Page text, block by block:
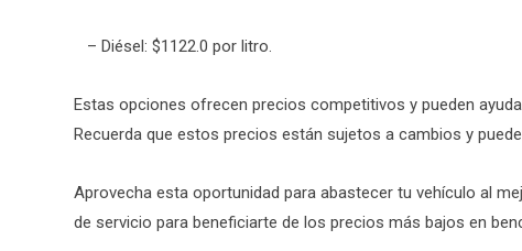
– Diésel: $1122.0 por litro.
Estas opciones ofrecen precios competitivos y pueden
Recuerda que estos precios están sujetos a cambios y
Aprovecha esta oportunidad para abastecer tu vehículo al
de servicio para beneficiarte de los precios más bajos en